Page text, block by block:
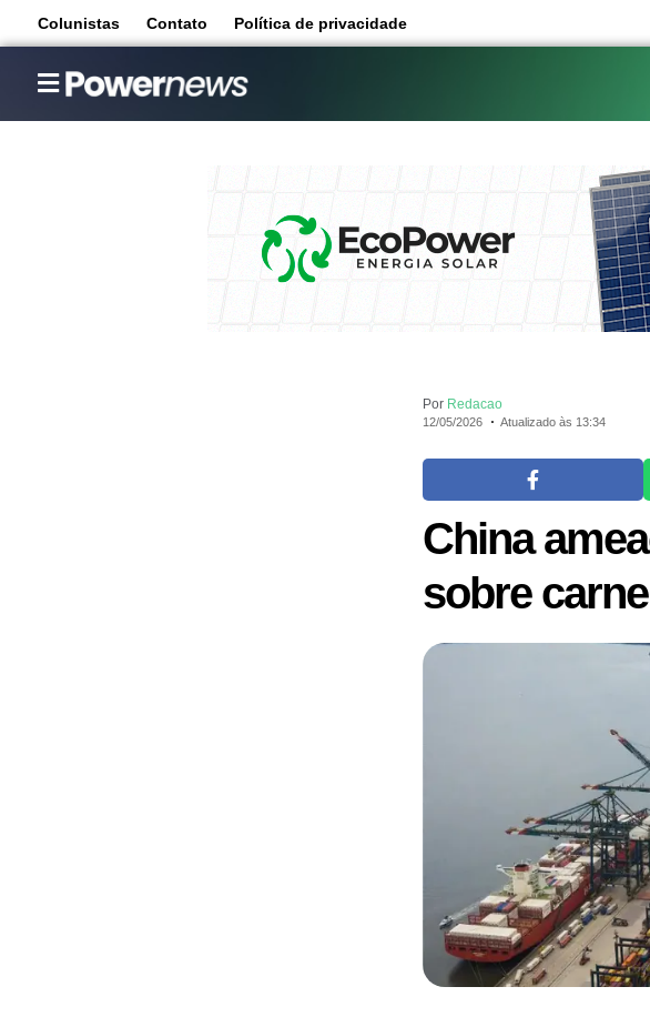
Colunistas Contato Política de privacidade
Por Redacao
12/05/2026 Atualizado às 13:34
China
sobre